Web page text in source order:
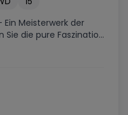
Ein Meisterwerk der
Sie die pure Faszinatio...